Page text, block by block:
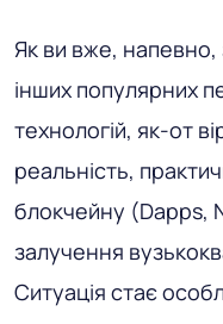
Як ви вже, напевно,
інших популярних
технологій, як-от
реальність,
блокчейну (Dapps,
залучення
Ситуація стає